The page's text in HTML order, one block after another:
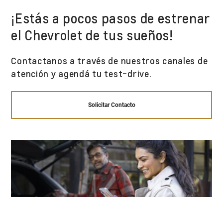
¡Estás a pocos pasos de estrenar
el Chevrolet de tus sueños!
Contactanos a través de nuestros canales de
atención y agendá tu test-drive.
Solicitar Contacto